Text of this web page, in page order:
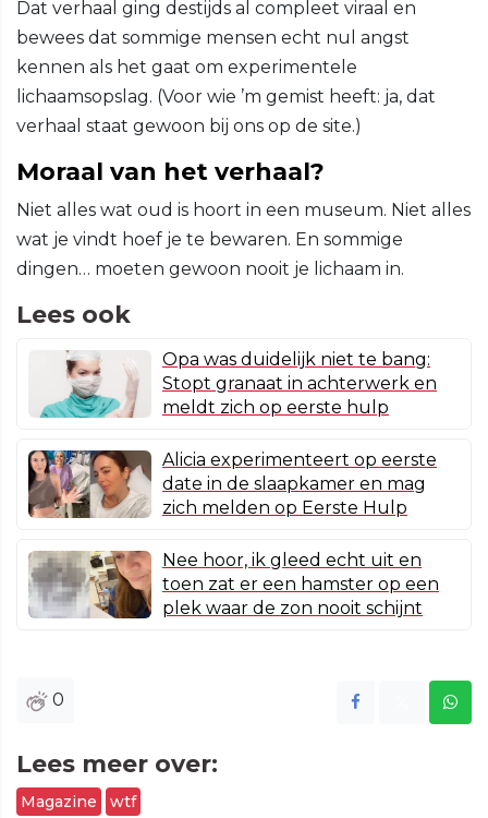
Dat verhaal ging destijds al compleet viraal en
bewees dat sommige mensen echt nul angst
kennen als het gaat om experimentele
lichaamsopslag. (Voor wie ’m gemist heeft: ja, dat
verhaal staat gewoon bij ons op de site.)
Moraal van het verhaal?
Niet alles wat oud is hoort in een museum. Niet alles
wat je vindt hoef je te bewaren. En sommige
dingen… moeten gewoon nooit je lichaam in.
Lees ook
Opa was duidelijk niet te bang:
Stopt granaat in achterwerk en
meldt zich op eerste hulp
Alicia experimenteert op eerste
date in de slaapkamer en mag
zich melden op Eerste Hulp
Nee hoor, ik gleed echt uit en
toen zat er een hamster op een
plek waar de zon nooit schijnt
0
Lees meer over:
Magazine wtf